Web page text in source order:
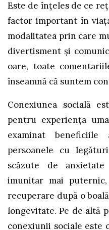
Este de înțeles de ce
factor important în
modalitatea prin care
divertisment și
oare, toate
înseamnă că suntem
Conexiunea socială
pentru experiența
examinat beneficiile
persoanele cu
scăzute de
imunitar mai
recuperare după o
longevitate. Pe de altă
conexiunii sociale este